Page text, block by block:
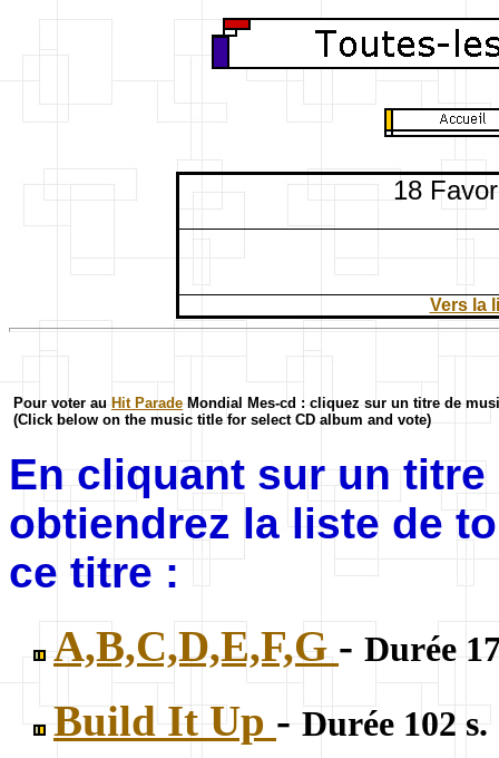
18
Vers la
Pour voter au Hit Parade Mondial Mes-cd : cliquez sur un titre de
(Click below on the music title for select CD album and vote)
En cliquant sur un
obtiendrez la liste de
ce titre :
A,B,C,D,E,F,G - Durée
Build It Up - Durée 102 s.